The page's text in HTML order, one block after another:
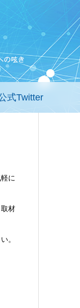
式Twitter
に
材
。